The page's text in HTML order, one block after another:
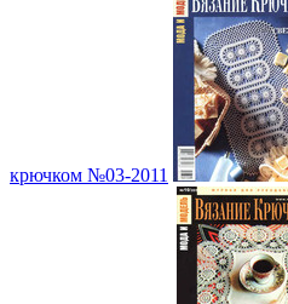
крючком №03-2011